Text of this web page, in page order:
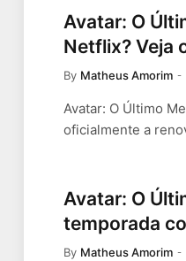
Avatar: O
Netflix? Veja
By Matheus Amorim
Avatar: O Último
oficialmente a
Avatar: O
temporada
By Matheus Amorim